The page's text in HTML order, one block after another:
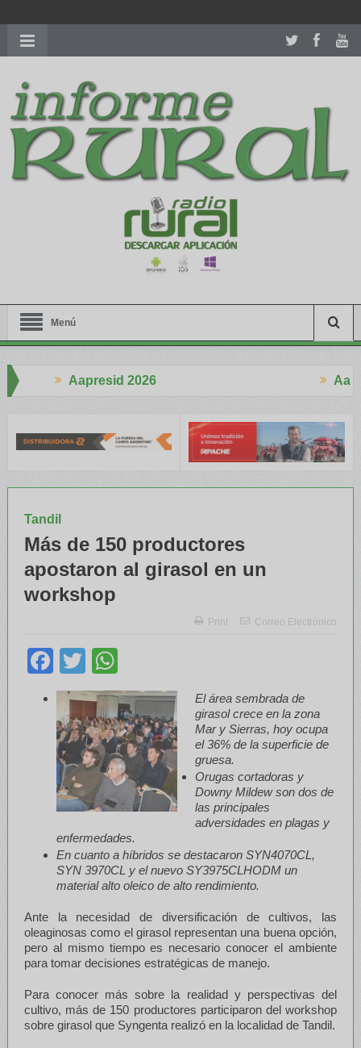
richardmillereplica
women.patekphilippe.tofor sale in usa recognized command with
dining room table ceremony. welcome to our
perfectwatches.is
shop. best youngsexdoll.comwith professional customer
services. 1: 1 design high
https://reallydiamond.com/
Menú
2026
Tandil
Más de 150 productores
apostaron al girasol en un
workshop
Print Correo Electrónico
Facebook
Twitter
El área sembrada de
girasol crece en la zona
Mar y Sierras, hoy ocupa
el 36% de la superficie de
gruesa.
Orugas cortadoras y
Downy Mildew son dos de
las principales
adversidades en plagas y
enfermedades.
En cuanto a híbridos se destacaron SYN4070CL,
SYN 3970CL y el nuevo SY3975CLHODM un
material alto oleico de alto rendimiento.
Ante la necesidad de diversificación de cultivos, las
oleaginosas como el girasol representan una buena opción,
pero al mismo tiempo es necesario conocer el ambiente
para tomar decisiones estratégicas de manejo.
Para conocer más sobre la realidad y perspectivas del
cultivo, más de 150 productores participaron del workshop
sobre girasol que Syngenta realizó en la localidad de Tandil.